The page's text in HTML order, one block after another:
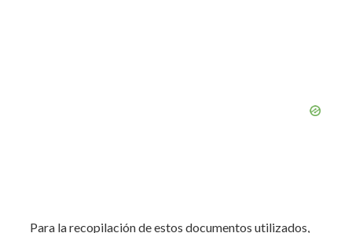
Para la recopilación de estos documentos utilizados,